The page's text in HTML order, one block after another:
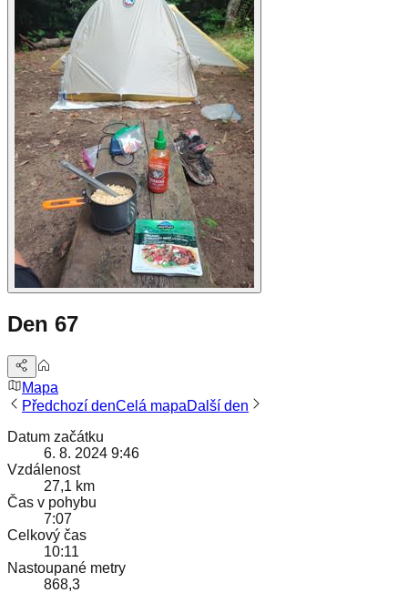
Den 67
Mapa
Předchozí denCelá mapaDalší den
Datum začátku
6. 8. 2024 9:46
Vzdálenost
27,1 km
Čas v pohybu
7:07
Celkový čas
10:11
Nastoupané metry
868,3